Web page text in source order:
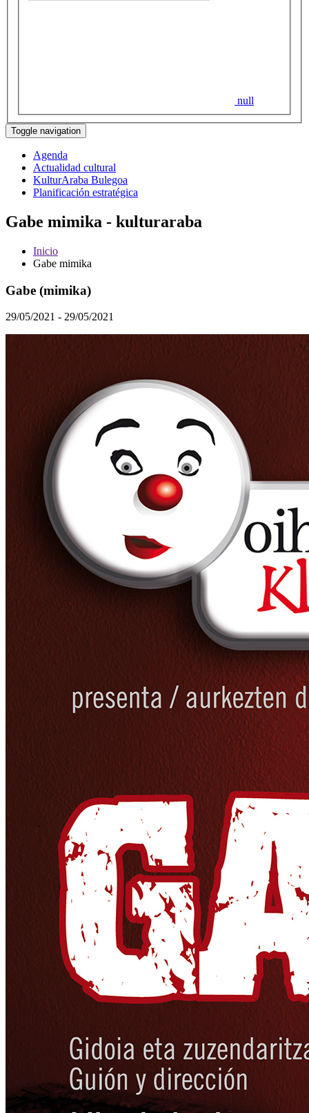
null
Toggle navigation
Agenda
Actualidad cultural
KulturAraba Bulegoa
Planificación estratégica
Gabe mimika - kulturaraba
Inicio
Gabe mimika
Gabe (mimika)
29/05/2021 - 29/05/2021